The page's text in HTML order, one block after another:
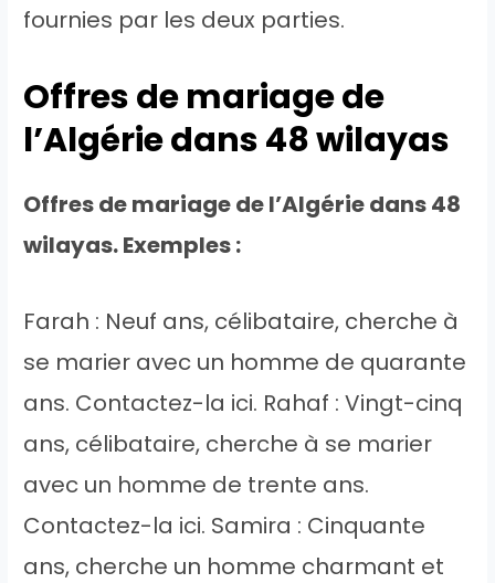
fournies par les deux parties.
Offres de mariage de
l’Algérie dans 48 wilayas
Offres de mariage de l’Algérie dans 48
wilayas. Exemples :
Farah : Neuf ans, célibataire, cherche à
se marier avec un homme de quarante
ans. Contactez-la ici. Rahaf : Vingt-cinq
ans, célibataire, cherche à se marier
avec un homme de trente ans.
Contactez-la ici. Samira : Cinquante
ans, cherche un homme charmant et